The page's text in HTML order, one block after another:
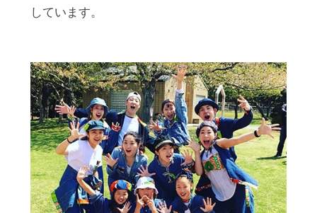
しています。